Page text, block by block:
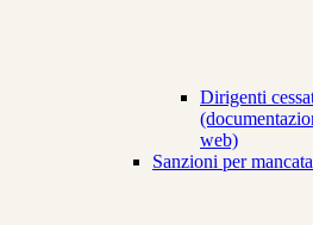
Dirigenti
web)
Sanzioni per